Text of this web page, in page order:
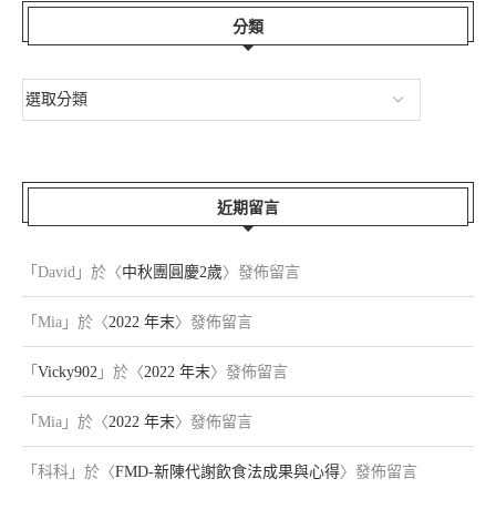
分類
近期留言
「 David 」於〈中秋團圓慶2歲〉發佈留言
「 Mia 」於〈2022 年末〉發佈留言
「 Vicky902 」於〈2022 年末〉發佈留言
「 Mia 」於〈2022 年末〉發佈留言
「 科科 」於〈FMD-新陳代謝飲食法成果與心得〉發佈留言